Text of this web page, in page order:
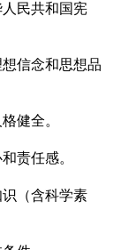
民共和国宪
信念和思想品
健全。
责任感。
（含科学素